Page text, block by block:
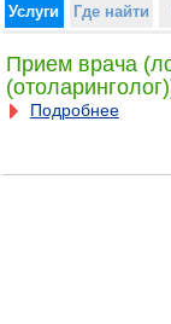
Услуги Где найти
Прием врача
Подробнее